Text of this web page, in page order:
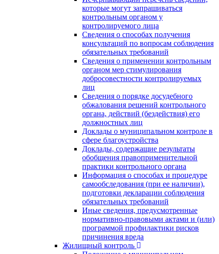
которые могут запрашиваться
контрольным органом у
контролируемого лица
Сведения о способах получения
консультаций по вопросам соблюдения
обязательных требований
Сведения о применении контрольным
органом мер стимулирования
добросовестности контролируемых
лиц
Сведения о порядке досудебного
обжалования решений контрольного
органа, действий (бездействия) его
должностных лиц
Доклады о муниципальном контроле в
сфере благоустройства
Доклады, содержащие результаты
обобщения правоприменительной
практики контрольного органа
Информация о способах и процедуре
самообследования (при ее наличии),
подготовки декларации соблюдения
обязательных требований
Иные сведения, предусмотренные
нормативно-правовыми актами и (или)
программой профилактики рисков
причинения вреда
Жилищный контроль